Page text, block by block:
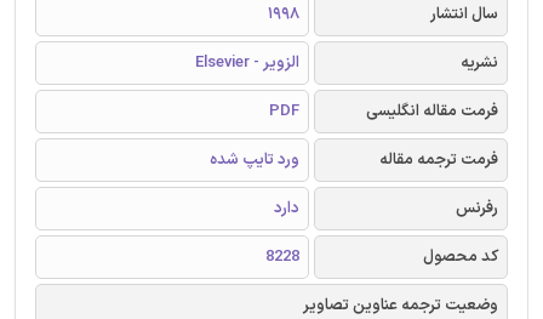
سال انتشار
1998
نشریه
الزویر - Elsevier
فرمت مقاله انگلیسی
PDF
فرمت ترجمه مقاله
ورد تایپ شده
رفرنس
دارد
کد محصول
8228
وضعیت ترجمه عناوین تصاویر